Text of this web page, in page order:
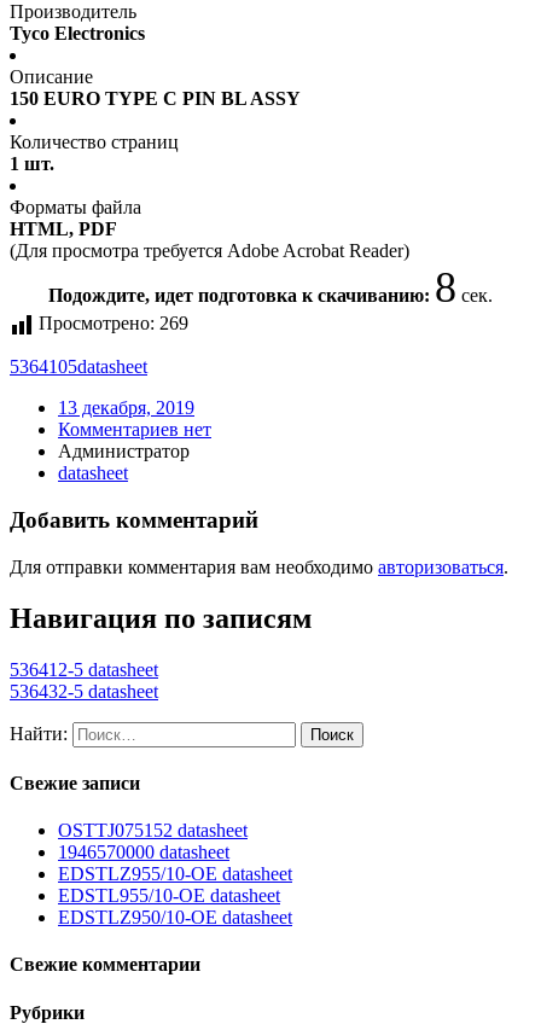
Производитель
Tyco Electronics
Описание
150 EURO TYPE C PIN BL ASSY
Количество страниц
1 шт.
Форматы файла
HTML, PDF
(Для просмотра требуется Adobe Acrobat Reader)
Подождите, идет подготовка к скачиванию: 7 сек.
Просмотрено: 269
5364105datasheet
13 декабря, 2019
Комментариев нет
Администратор
datasheet
Добавить комментарий
Для отправки комментария вам необходимо авторизоваться.
Навигация по записям
536412-5 datasheet
536432-5 datasheet
Найти:
Свежие записи
OSTTJ075152 datasheet
1946570000 datasheet
EDSTLZ955/10-OE datasheet
EDSTL955/10-OE datasheet
EDSTLZ950/10-OE datasheet
Свежие комментарии
Рубрики